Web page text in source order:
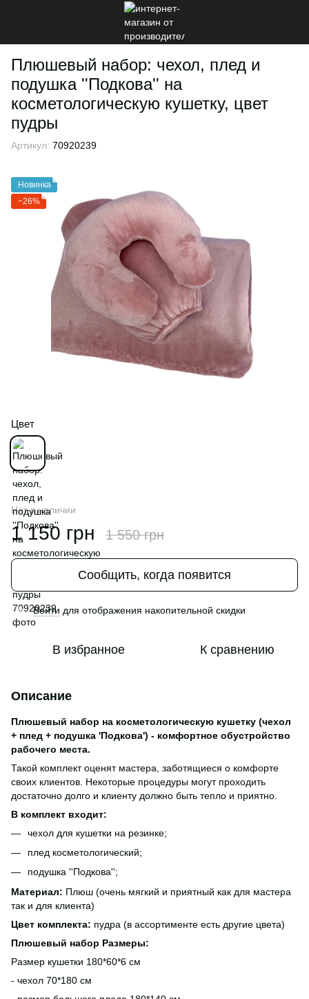
Плюшевый набор: чехол, плед и
подушка ''Подкова'' на
косметологическую кушетку, цвет
пудры
Артикул: 70920239
Новинка
−26%
Цвет
Нет в наличии
1 150 грн 1 550 грн
Сообщить, когда появится
% Войти для отображения накопительной скидки
В избранное К сравнению
Описание
Плюшевый набор на косметологическую кушетку (чехол
+ плед + подушка 'Подкова') - комфортное обустройство
рабочего места.
Такой комплект оценят мастера, заботящиеся о комфорте
своих клиентов. Некоторые процедуры могут проходить
достаточно долго и клиенту должно быть тепло и приятно.
В комплект входит:
чехол для кушетки на резинке;
плед косметологический;
подушка ''Подкова'';
Материал: Плюш (очень мягкий и приятный как для мастера
так и для клиента)
Цвет комплекта: пудра (в ассортименте есть другие цвета)
Плюшевый набор Размеры:
Размер кушетки 180*60*6 см
- чехол 70*180 см